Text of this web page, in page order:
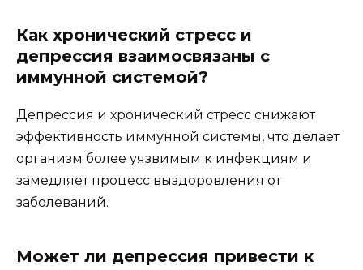
Как хронический стресс и
депрессия взаимосвязаны с
иммунной системой?
Депрессия и хронический стресс снижают
эффективность иммунной системы, что делает
организм более уязвимым к инфекциям и
замедляет процесс выздоровления от
заболеваний.
Может ли депрессия привести к